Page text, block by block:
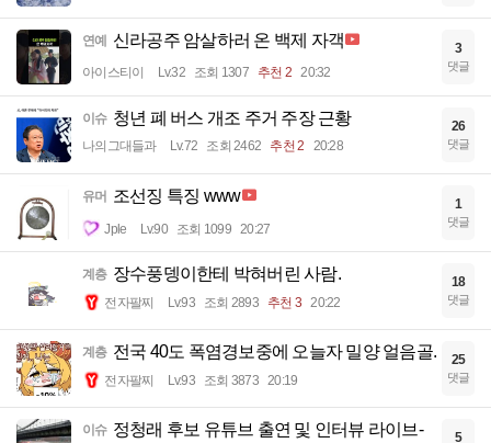
연예 신라공주 암살하러 온 백제 자객
아이스티이 Lv.32 조회 1307 추천 2 20:32
3
댓글
이슈 청년 폐 버스 개조 주거 주장 근황
나의그대들과 Lv.72 조회 2462 추천 2 20:28
26
댓글
유머 조선징 특징 www
Jple Lv.90 조회 1099 20:27
1
댓글
계층 장수풍뎅이한테 박혀버린 사람.
전자팔찌 Lv.93 조회 2893 추천 3 20:22
18
댓글
계층 전국 40도 폭염경보중에 오늘자 밀양 얼음골.
전자팔찌 Lv.93 조회 3873 20:19
25
댓글
이슈 정청래 후보 유튜브 출연 및 인터뷰 라이브-
5